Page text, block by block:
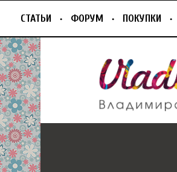
СТАТЬИ ФОРУМ ПОКУПКИ